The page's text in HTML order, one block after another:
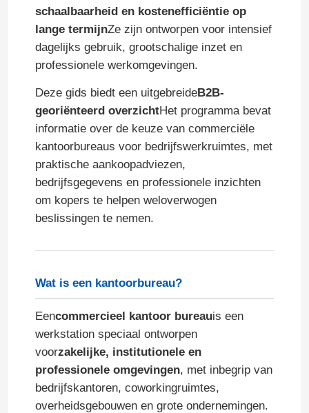
schaalbaarheid en kostenefficiëntie op
lange termijnZe zijn ontworpen voor intensief
dagelijks gebruik, grootschalige inzet en
professionele werkomgevingen.
Deze gids biedt een uitgebreideB2B-
georiënteerd overzichtHet programma bevat
informatie over de keuze van commerciële
kantoorbureaus voor bedrijfswerkruimtes, met
praktische aankoopadviezen,
bedrijfsgegevens en professionele inzichten
om kopers te helpen weloverwogen
beslissingen te nemen.
Wat is een kantoorbureau?
Eencommercieel kantoor bureauis een
werkstation speciaal ontworpen
voorzakelijke, institutionele en
professionele omgevingen, met inbegrip van
bedrijfskantoren, coworkingruimtes,
overheidsgebouwen en grote ondernemingen.